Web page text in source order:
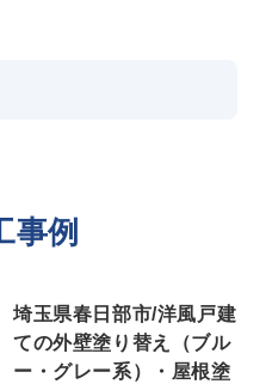
事例
埼玉県春日部市/洋風戸建
ての外壁塗り替え（ブル
ー・グレー系）・屋根塗